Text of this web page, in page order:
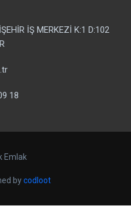
İŞ MERKEZİ K:1 D:102
18
Emlak
bycodloot